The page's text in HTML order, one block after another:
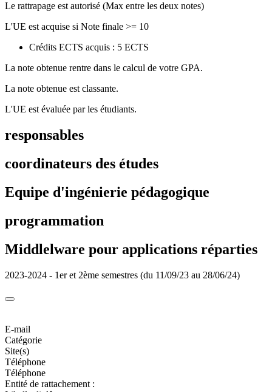
Le rattrapage est autorisé (Max entre les deux notes)
L'UE est acquise si Note finale >= 10
Crédits ECTS acquis : 5 ECTS
La note obtenue rentre dans le calcul de votre GPA.
La note obtenue est classante.
L'UE est évaluée par les étudiants.
responsables
coordinateurs des études
Equipe d'ingénierie pédagogique
programmation
Middlelware pour applications réparties
2023-2024 - 1er et 2ème semestres (du 11/09/23 au 28/06/24)
E-mail
Catégorie
Site(s)
Téléphone
Téléphone
Entité de rattachement :